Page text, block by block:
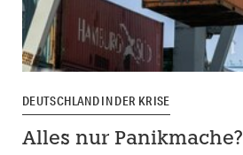
DEUTSCHLAND IN DER KRISE
Alles nur Panikmache?